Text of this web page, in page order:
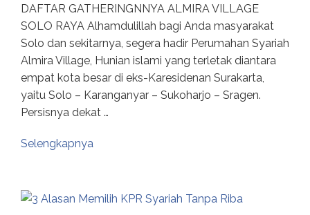
DAFTAR GATHERINGNNYA ALMIRA VILLAGE
SOLO RAYA Alhamdulillah bagi Anda masyarakat
Solo dan sekitarnya, segera hadir Perumahan Syariah
Almira Village, Hunian islami yang terletak diantara
empat kota besar di eks-Karesidenan Surakarta,
yaitu Solo – Karanganyar – Sukoharjo – Sragen.
Persisnya dekat …
Selengkapnya